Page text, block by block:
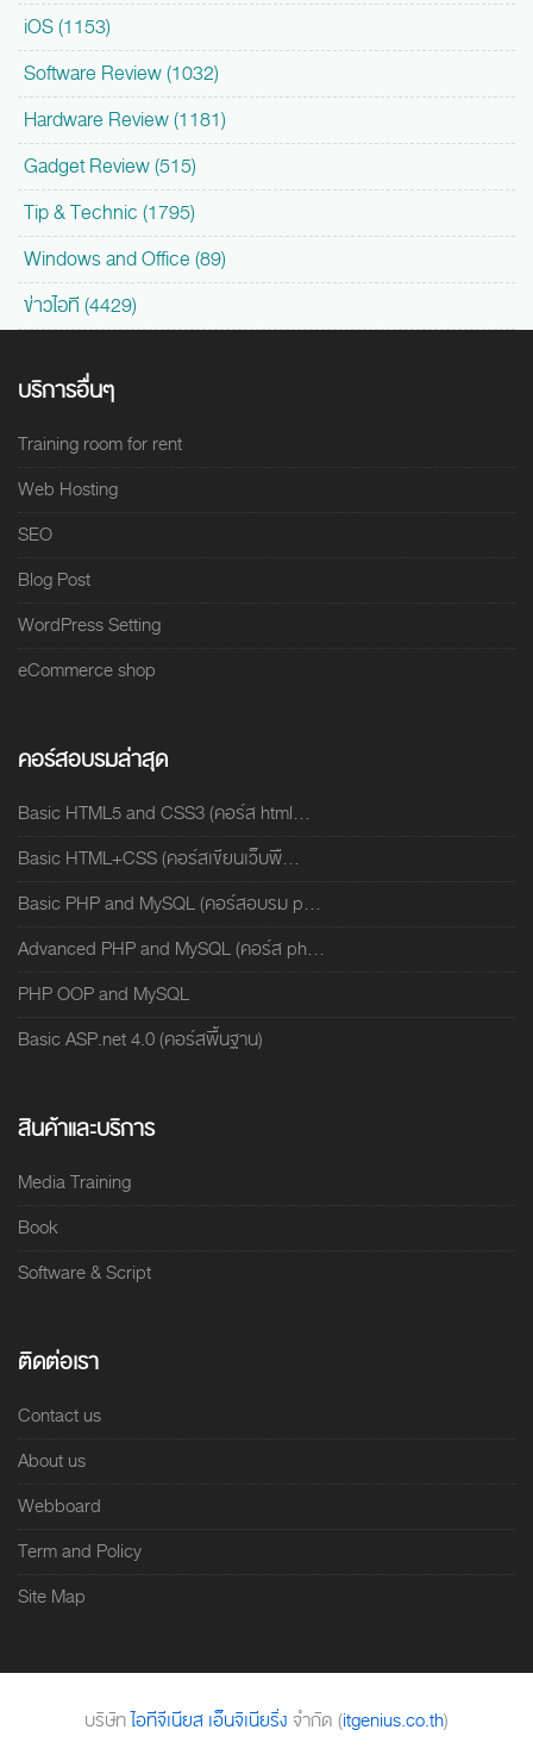
iOS (1153)
Software Review (1032)
Hardware Review (1181)
Gadget Review (515)
Tip & Technic (1795)
Windows and Office (89)
ข่าวไอที (4429)
บริการอื่นๆ
Training room for rent
Web Hosting
SEO
Blog Post
WordPress Setting
eCommerce shop
คอร์สอบรมล่าสุด
Basic HTML5 and CSS3 (คอร์ส html...
Basic HTML+CSS (คอร์สเขียนเว็บพื...
Basic PHP and MySQL (คอร์สอบรม p...
Advanced PHP and MySQL (คอร์ส ph...
PHP OOP and MySQL
Basic ASP.net 4.0 (คอร์สพื้นฐาน)
สินค้าและบริการ
Media Training
Book
Software & Script
ติดต่อเรา
Contact us
About us
Webboard
Term and Policy
Site Map
บริษัทไอทีจีเนียส เอ็นจิเนียริ่ง จำกัด (itgenius.co.th)